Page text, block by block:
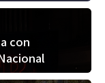
con